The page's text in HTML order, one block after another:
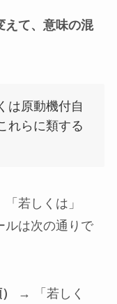
えて、意味の混
は原動機付自
れらに類する
若しくは」
ルは次の通りで
→ 「若しく